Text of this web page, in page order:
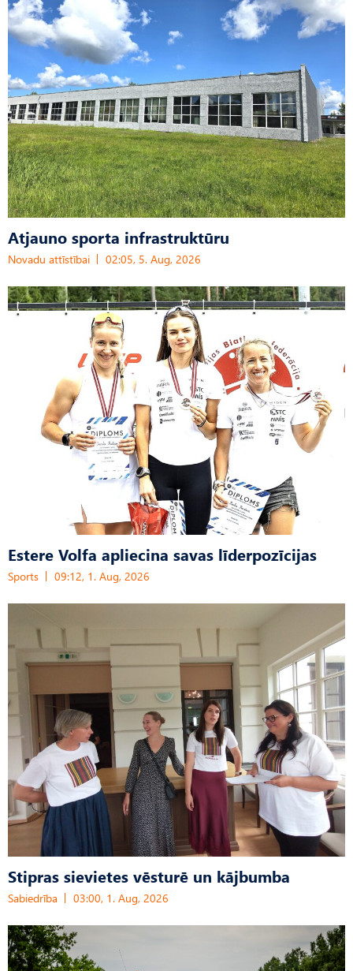
Atjauno sporta infrastruktūru
Novadu attīstībai 02:05, 5. Aug, 2026
Estere Volfa apliecina savas līderpozīcijas
Sports 09:12, 1. Aug, 2026
Stipras sievietes vēsturē un kājbumba
Sabiedrība 03:00, 1. Aug, 2026